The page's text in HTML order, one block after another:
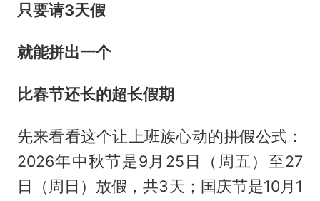
只要请3天假
就能拼出一个
比春节还长的超长假期
先来看看这个让上班族心动的拼假公式：
2026年中秋节是9月25日（周五）至27
日（周日）放假，共3天；国庆节是10月1